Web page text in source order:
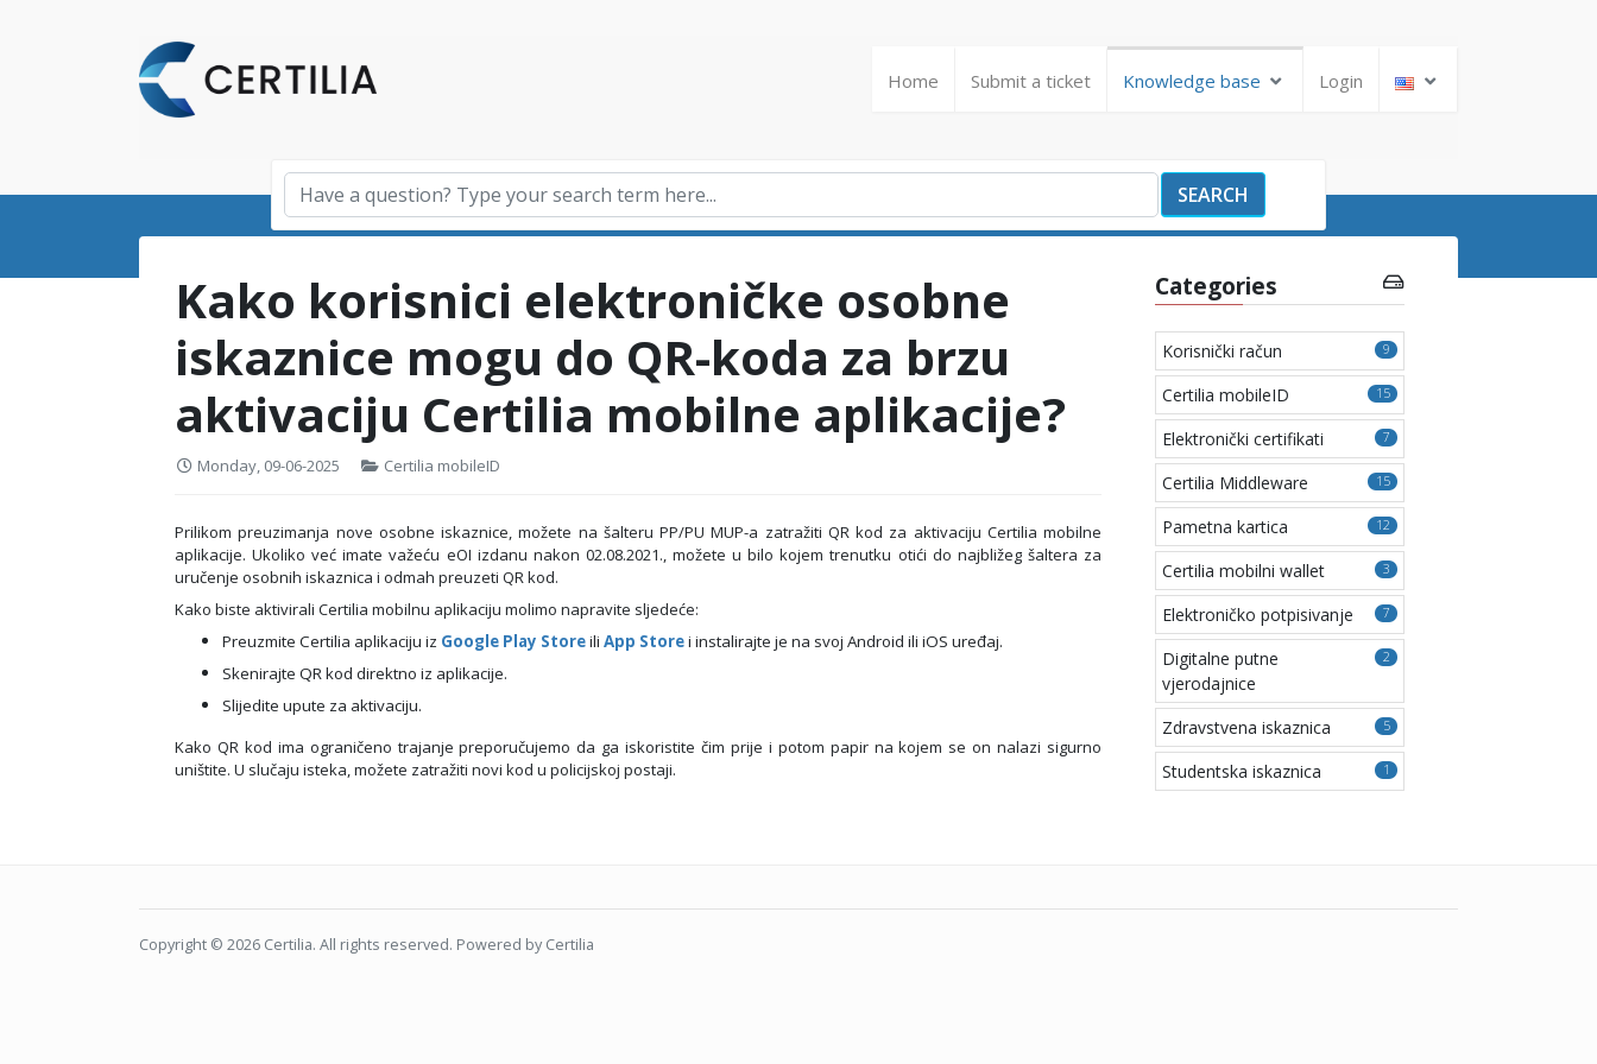
Home Submit a ticket Knowledge base Login
SEARCH
Kako korisnici elektroničke osobne
iskaznice mogu do QR-koda za brzu
aktivaciju Certilia mobilne aplikacije?
Monday, 09-06-2025 Certilia mobileID
Prilikom preuzimanja nove osobne iskaznice, možete na šalteru PP/PU MUP-a zatražiti QR kod za aktivaciju Certilia mobilne
aplikacije. Ukoliko već imate važeću eOI izdanu nakon 02.08.2021., možete u bilo kojem trenutku otići do najbližeg šaltera za
uručenje osobnih iskaznica i odmah preuzeti QR kod.
Kako biste aktivirali Certilia mobilnu aplikaciju molimo napravite sljedeće:
Preuzmite Certilia aplikaciju iz Google Play Storeili App Storei instalirajte je na svoj Android ili iOS uređaj.
Skenirajte QR kod direktno iz aplikacije.
Slijedite upute za aktivaciju.
Kako QR kod ima ograničeno trajanje preporučujemo da ga iskoristite čim prije i potom papir na kojem se on nalazi sigurno
uništite. U slučaju isteka, možete zatražiti novi kod u policijskoj postaji.
Categories
9
Korisnički račun
15
Certilia mobileID
7
Elektronički certifikati
15
Certilia Middleware
12
Pametna kartica
3
Certilia mobilni wallet
7
Elektroničko potpisivanje
2
Digitalne putne
vjerodajnice
5
Zdravstvena iskaznica
1
Studentska iskaznica
Copyright © 2026 Certilia. All rights reserved. Powered by Certilia